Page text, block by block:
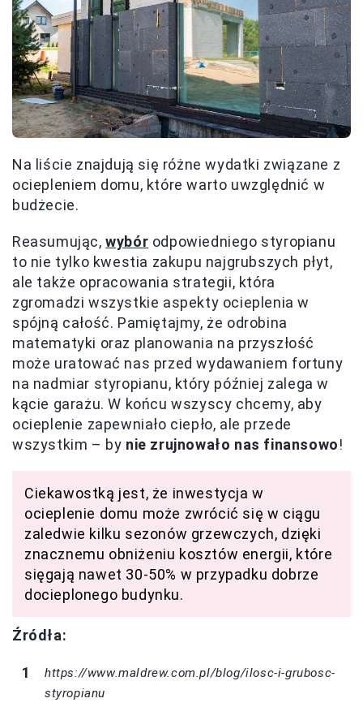
Na liście znajdują się różne wydatki związane z
ociepleniem domu, które warto uwzględnić w
budżecie.
Reasumując,wybór odpowiedniego styropianu
to nie tylko kwestia zakupu najgrubszych płyt,
ale także opracowania strategii, która
zgromadzi wszystkie aspekty ocieplenia w
spójną całość. Pamiętajmy, że odrobina
matematyki oraz planowania na przyszłość
może uratować nas przed wydawaniem fortuny
na nadmiar styropianu, który później zalega w
kącie garażu. W końcu wszyscy chcemy, aby
ocieplenie zapewniało ciepło, ale przede
wszystkim – by nie zrujnowało nas finansowo!
Ciekawostką jest, że inwestycja w
ocieplenie domu może zwrócić się w ciągu
zaledwie kilku sezonów grzewczych, dzięki
znacznemu obniżeniu kosztów energii, które
sięgają nawet 30-50% w przypadku dobrze
docieplonego budynku.
Źródła:
https://www.maldrew.com.pl/blog/ilosc-i-grubosc-
styropianu